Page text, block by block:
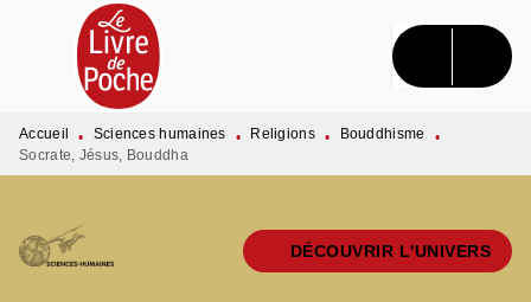
MENU RECHERCHE CONTENU
PIED DE PAGE
Accueil • Sciences humaines • Religions • Bouddhisme
•
Socrate, Jésus, Bouddha
DÉCOUVRIR L'UNIVERS